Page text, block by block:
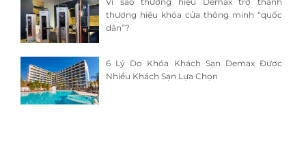
thương hiệu khóa cửa thông minh “quốc
dân”?
6 Lý Do Khóa Khách Sạn Demax Được
Nhiều Khách Sạn Lựa Chọn